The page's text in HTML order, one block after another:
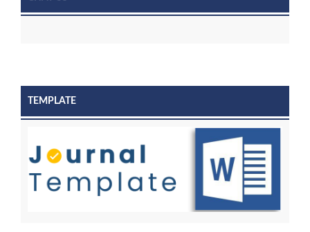
TEMPLATE